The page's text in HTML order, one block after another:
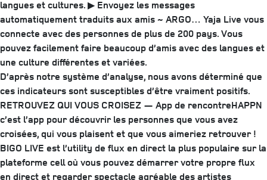
langues et cultures. ▶ Envoyez les messages
automatiquement traduits aux amis ~ ARGO… Yaja Live vous
connecte avec des personnes de plus de 200 pays. Vous
pouvez facilement faire beaucoup d’amis avec des langues et
une culture différentes et variées.
D’après notre système d’analyse, nous avons déterminé que
ces indicateurs sont susceptibles d’être vraiment positifs.
RETROUVEZ QUI VOUS CROISEZ — App de rencontreHAPPN
c’est l’app pour découvrir les personnes que vous avez
croisées, qui vous plaisent et que vous aimeriez retrouver !
BIGO LIVE est l’utility de flux en direct la plus populaire sur la
plateforme cell où vous pouvez démarrer votre propre flux
en direct et regarder spectacle agréable des artistes